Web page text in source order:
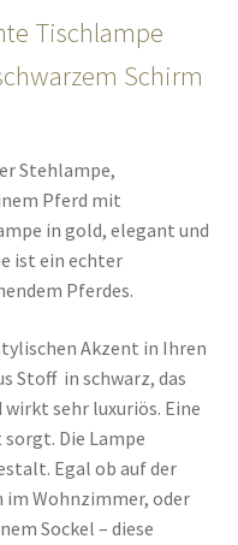
Tischlampe
Schirm
Stehlampe,
Pferd mit
in gold, elegant und
ist ein echter
Pferdes.
Akzent in Ihren
Stoff in schwarz, das
sehr luxuriös. Eine
Die Lampe
Egal ob auf der
Wohnzimmer, oder
Sockel – diese